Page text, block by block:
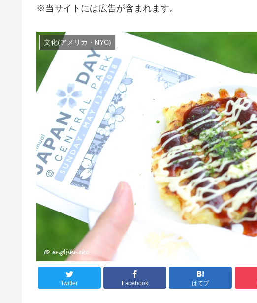
※当サイトには広告が含まれます。
文化(アメリカ・NYC)
Twitter Facebook はてブ